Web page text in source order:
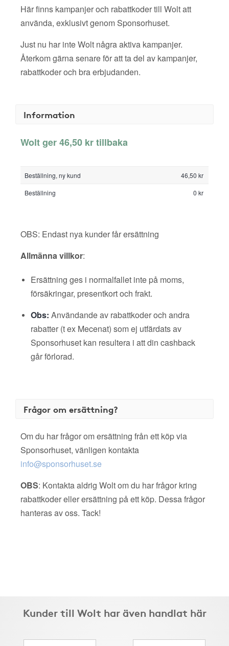
Här finns kampanjer och rabattkoder till Wolt att
använda, exklusivt genom Sponsorhuset.
Just nu har inte Wolt några aktiva kampanjer.
Återkom gärna senare för att ta del av kampanjer,
rabattkoder och bra erbjudanden.
Information
Wolt ger 46,50 kr tillbaka
Beställning, ny kund
46,50 kr
Beställning
0 kr
OBS: Endast nya kunder får ersättning
Allmänna villkor:
Ersättning ges i normalfallet inte på moms,
försäkringar, presentkort och frakt.
Obs: Användande av rabattkoder och andra
rabatter (t ex Mecenat) som ej utfärdats av
Sponsorhuset kan resultera i att din cashback
går förlorad.
Frågor om ersättning?
Om du har frågor om ersättning från ett köp via
Sponsorhuset, vänligen kontakta
info@sponsorhuset.se
OBS: Kontakta aldrig Wolt om du har frågor kring
rabattkoder eller ersättning på ett köp. Dessa frågor
hanteras av oss. Tack!
Kunder till Wolt har även handlat här